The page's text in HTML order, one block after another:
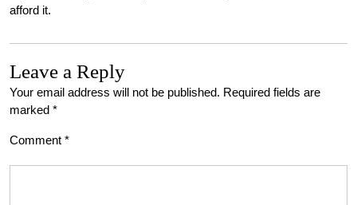
afford it.
Leave a Reply
Your email address will not be published. Required fields are
marked *
Comment *